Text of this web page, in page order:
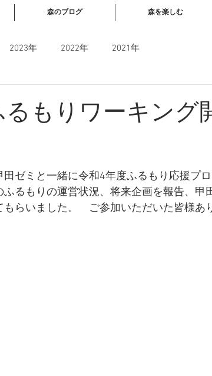
森のブログ 森を楽しむ
2023年 2022年 2021年
るもりワーキング
されています。
ゼミと一緒に令和4年度ふるもり応援プ
ふるもりの運営状況、将来企画を報告、甲
もらいました。　ご参加いただいた皆様